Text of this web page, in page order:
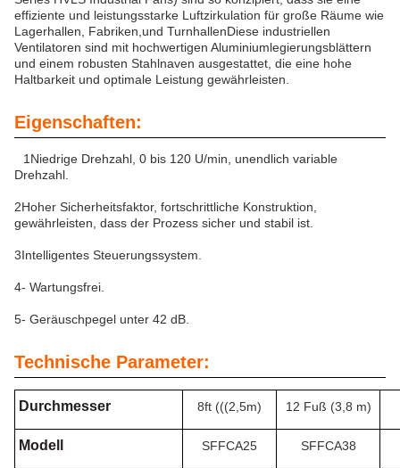
effiziente und leistungsstarke Luftzirkulation für große Räume wie
Lagerhallen, Fabriken,und TurnhallenDiese industriellen
Ventilatoren sind mit hochwertigen Aluminiumlegierungsblättern
und einem robusten Stahlnaven ausgestattet, die eine hohe
Haltbarkeit und optimale Leistung gewährleisten.
Eigenschaften:
1Niedrige Drehzahl, 0 bis 120 U/min, unendlich variable
Drehzahl.
2Hoher Sicherheitsfaktor, fortschrittliche Konstruktion,
gewährleisten, dass der Prozess sicher und stabil ist.
3Intelligentes Steuerungssystem.
4- Wartungsfrei.
5- Geräuschpegel unter 42 dB.
Technische Parameter:
Durchmesser 8ft (((2,5m) 12 Fuß (3,8 m)
Modell SFFCA25 SFFCA38